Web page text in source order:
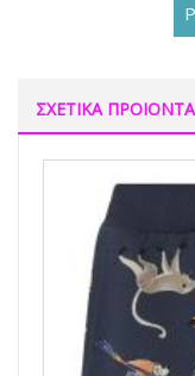
ΣΧΕΤΙΚΑ ΠΡΟΙΟΝΤΑ